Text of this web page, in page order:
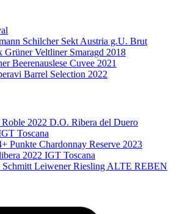
Schilcher Sekt Austria g.U. Brut
Grüner Veltliner Smaragd 2018
Beerenauslese Cuvee 2021
Barrel Selection 2022
2022 D.O. Ribera del Duero
Toscana
Punkte Chardonnay Reserve 2023
2022 IGT Toscana
Schmitt Leiwener Riesling ALTE REBEN